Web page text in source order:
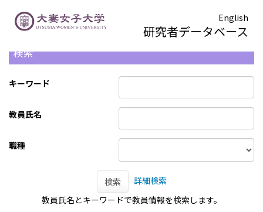
English
研究者データベース
検索
キーワード
教員氏名
職種
検索
詳細検索
教員氏名とキーワードで教員情報を検索します。